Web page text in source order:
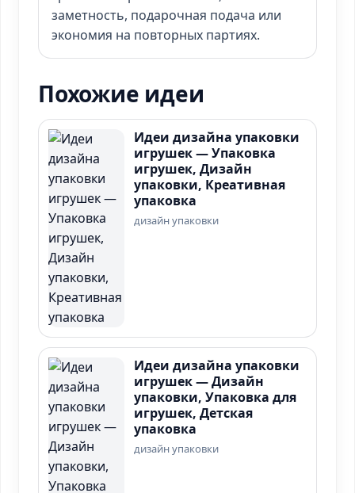
заметность, подарочная подача или
экономия на повторных партиях.
Похожие идеи
Идеи дизайна упаковки
игрушек — Упаковка
игрушек, Дизайн
упаковки, Креативная
упаковка
дизайн упаковки
Идеи дизайна упаковки
игрушек — Дизайн
упаковки, Упаковка для
игрушек, Детская
упаковка
дизайн упаковки